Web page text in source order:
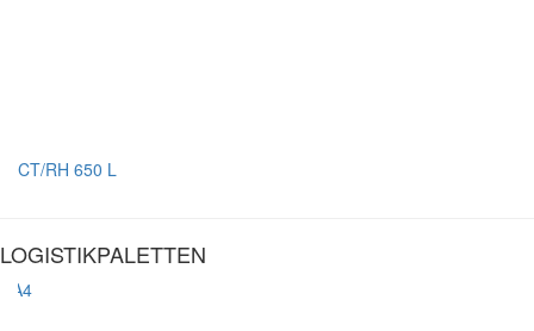
CT/RH 650 L
LOGISTIKPALETTEN